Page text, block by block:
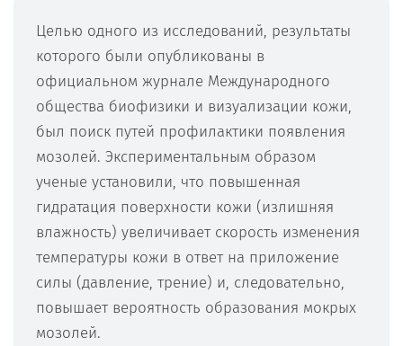
Целью одного из исследований, результаты
которого были опубликованы в
официальном журнале Международного
общества биофизики и визуализации кожи,
был поиск путей профилактики появления
мозолей. Экспериментальным образом
ученые установили, что повышенная
гидратация поверхности кожи (излишняя
влажность) увеличивает скорость изменения
температуры кожи в ответ на приложение
силы (давление, трение) и, следовательно,
повышает вероятность образования мокрых
мозолей.